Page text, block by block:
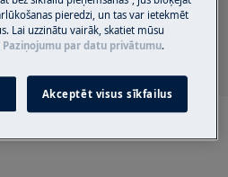
pieredzi, un tas var ietekmēt
Lai uzzinātu vairāk, skatiet mūsu
Paziņojumu par datu privātumu.
Akceptēt visus sīkfailus